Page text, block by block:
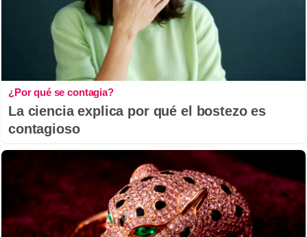
¿Por qué se contagia?
La ciencia explica por qué el bostezo es
contagioso